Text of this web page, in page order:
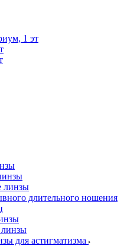
1 эт
линзы
длительного ношения
для астигматизма